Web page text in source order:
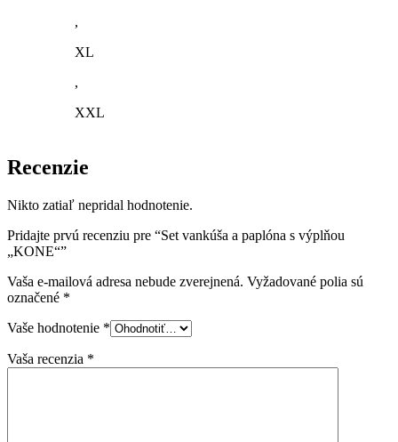
,
XL
,
XXL
Recenzie
Nikto zatiaľ nepridal hodnotenie.
Pridajte prvú recenziu pre “Set vankúša a paplóna s výplňou
„KONE“”
Vaša e-mailová adresa nebude zverejnená. Vyžadované polia sú
označené *
Vaše hodnotenie *
Vaša recenzia *